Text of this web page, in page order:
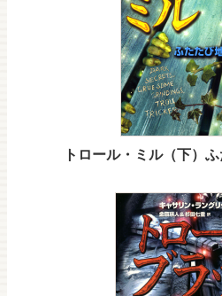
トロール・ミル（下）